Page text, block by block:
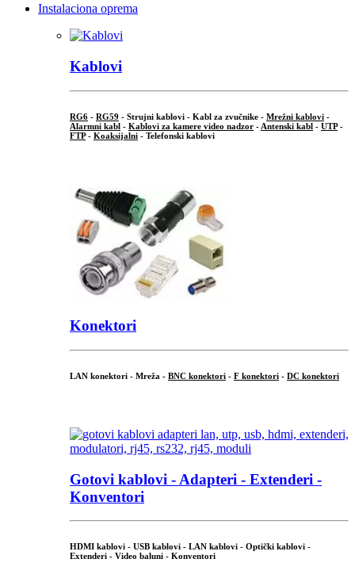
Instalaciona oprema
Kablovi
RG6 - RG59 - Strujni kablovi - Kabl za zvučnike - Mrežni kablovi -
Alarmni kabl - Kablovi za kamere video nadzor - Antenski kabl - UTP-
FTP- Koaksijalni - Telefonski kablovi
Konektori
LAN konektori - Mreža - BNC konektori - F konektori - DC konektori
Gotovi kablovi - Adapteri - Extenderi -
Konventori
HDMI kablovi - USB kablovi - LAN kablovi - Optički kablovi -
Extenderi - Video baluni - Konventori